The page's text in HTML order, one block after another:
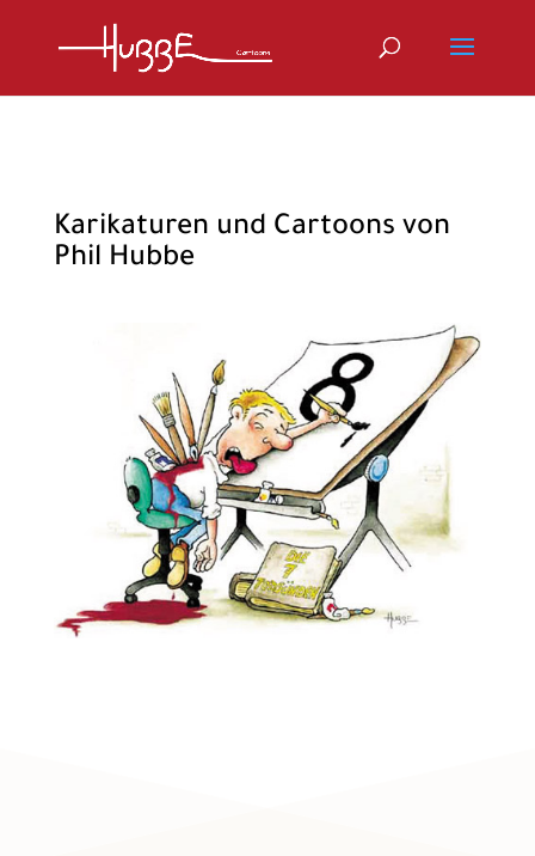
Karikaturen und Cartoons von
Phil Hubbe